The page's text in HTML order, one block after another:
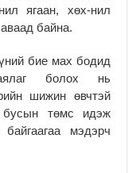
ягаан, хөх-нил
байна.
бие мах бодид
болох нь
шижин өвчтэй
төмс идэж
мэдэрч